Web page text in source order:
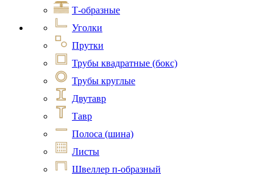
Т-образные
Уголки
Прутки
Трубы квадратные (бокс)
Трубы круглые
Двутавр
Тавр
Полоса (шина)
Листы
Швеллер п-образный